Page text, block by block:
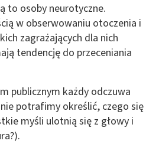
to osoby neurotyczne.
w obserwowaniu otoczenia i
zagrażających dla nich
tendencję do przeceniania
publicznym każdy odczuwa
potrafimy określić, czego się
myśli ulotnią się z głowy i